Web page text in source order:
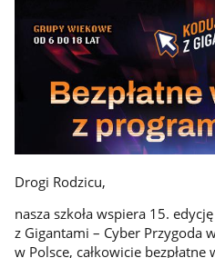
Drogi Rodzicu,
nasza szkoła wspiera 15.
z Gigantami – Cyber Przygoda
w Polsce, całkowicie